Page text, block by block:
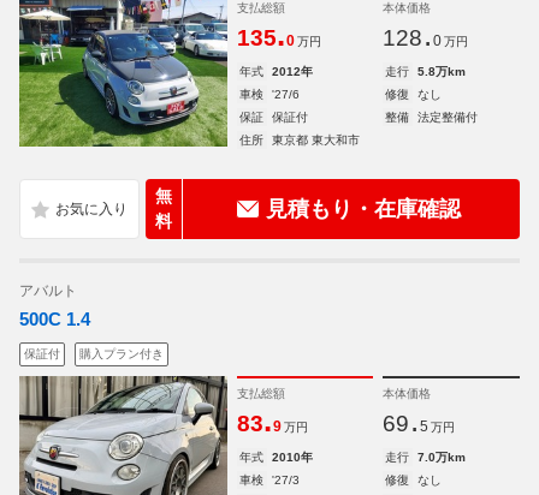
支払総額
135.0 万円
本体価格
128. 0 万円
年式 2012年 走行
5.8万km
車検
'27/6 修復
なし
保証
保証付 整備
法定整備付
住所
東京都 東大和市
無
料
見積もり・在庫確認
アバルト
500C 1.4
保証付 購入プラン付き
支払総額
83.9 万円
本体価格
69. 5 万円
年式 2010年 走行
7.0万km
車検
'27/3 修復
なし